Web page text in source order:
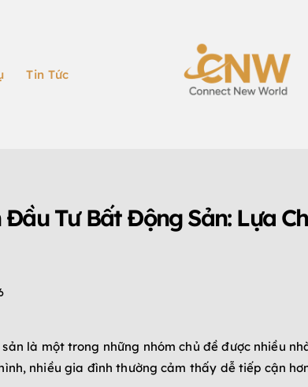
Tin Tức
Tư Bất Động Sản: Lựa
là một trong những nhóm chủ đề được nhiều
nhiều gia đình thường cảm thấy dễ tiếp cận